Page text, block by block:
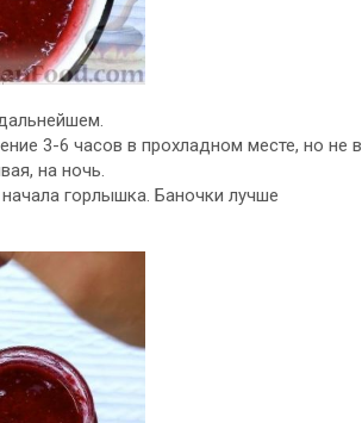
3-6 часов в прохладном месте, но не в
на ночь.
горлышка. Баночки лучше